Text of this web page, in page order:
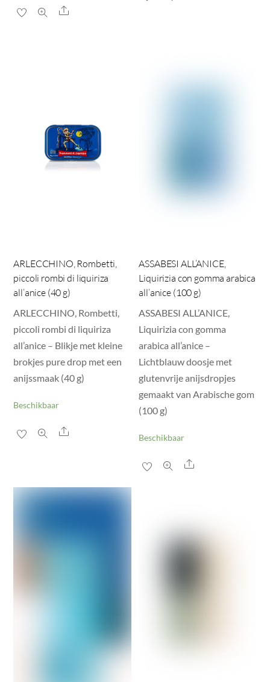
Share
ARLECCHINO, Rombetti,
piccoli rombi di liquiriza
all’anice (40 g)
ARLECCHINO, Rombetti,
piccoli rombi di liquiriza
all’anice – Blikje met kleine
brokjes pure drop met een
anijssmaak (40 g)
Beschikbaar
Share
ASSABESI ALL’ANICE,
Liquirizia con gomma arabica
all’anice (100 g)
ASSABESI ALL’ANICE,
Liquirizia con gomma
arabica all’anice –
Lichtblauw doosje met
glutenvrije anijsdropjes
gemaakt van Arabische gom
(100 g)
Beschikbaar
Share